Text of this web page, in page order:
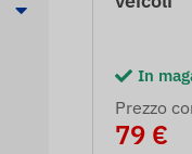
In
Prezzo
79 €